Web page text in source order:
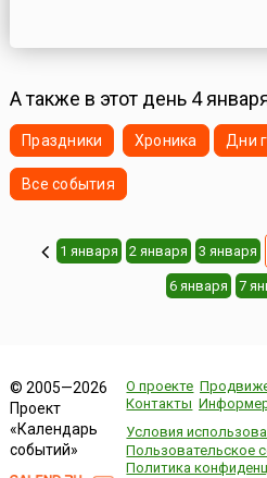
А также в этот день 4
Праздники Хроника Дни
Все события
1 января 2 января 3 января
6 января 7
© 2005—2026
Проект
«Календарь
событий»
О проекте
Контакты
Условия
Пользовательское
Политика